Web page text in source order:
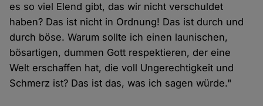
es so viel Elend gibt, das wir nicht verschuldet
haben? Das ist nicht in Ordnung! Das ist durch und
durch böse. Warum sollte ich einen launischen,
bösartigen, dummen Gott respektieren, der eine
Welt erschaffen hat, die voll Ungerechtigkeit und
Schmerz ist? Das ist das, was ich sagen würde."